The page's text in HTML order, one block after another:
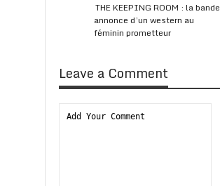
THE KEEPING ROOM : la bande
annonce d’un western au
féminin prometteur
Leave a Comment